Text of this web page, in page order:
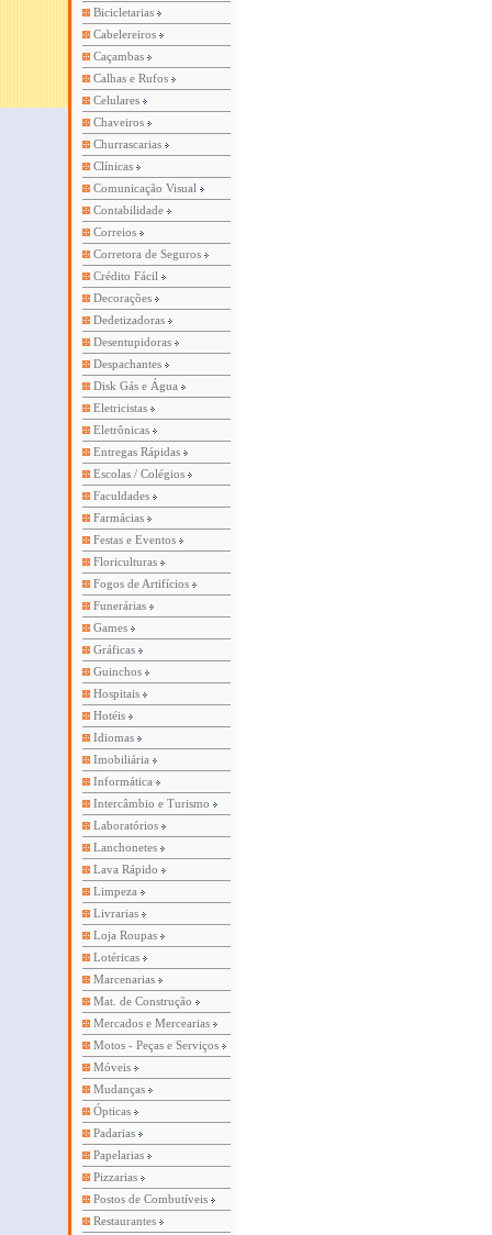
Bicicletarias
Cabelereiros
Caçambas
Calhas e Rufos
Celulares
Chaveiros
Churrascarias
Clínicas
Comunicação Visual
Contabilidade
Correios
Corretora de Seguros
Crédito Fácil
Decorações
Dedetizadoras
Desentupidoras
Despachantes
Disk Gás e Água
Eletricistas
Eletrônicas
Entregas Rápidas
Escolas / Colégios
Faculdades
Farmácias
Festas e Eventos
Floriculturas
Fogos de Artifícios
Funerárias
Games
Gráficas
Guinchos
Hospitais
Hotéis
Idiomas
Imobiliária
Informática
Intercâmbio e Turismo
Laboratórios
Lanchonetes
Lava Rápido
Limpeza
Livrarias
Loja Roupas
Lotéricas
Marcenarias
Mat. de Construção
Mercados e Mercearias
Motos - Peças e Serviços
Móveis
Mudanças
Ópticas
Padarias
Papelarias
Pizzarias
Postos de Combutíveis
Restaurantes